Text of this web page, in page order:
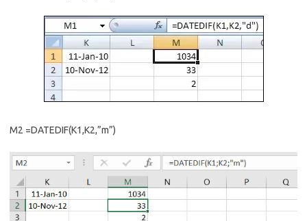
M2 =DATEDIF(K1,K2,”m”)